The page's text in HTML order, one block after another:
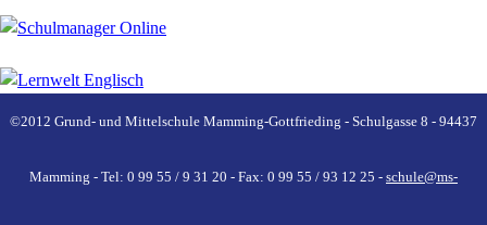
©2012 Grund- und Mittelschule Mamming-Gottfrieding - Schulgasse 8 - 94437
Mamming - Tel: 0 99 55 / 9 31 20 - Fax: 0 99 55 / 93 12 25 - schule@ms-